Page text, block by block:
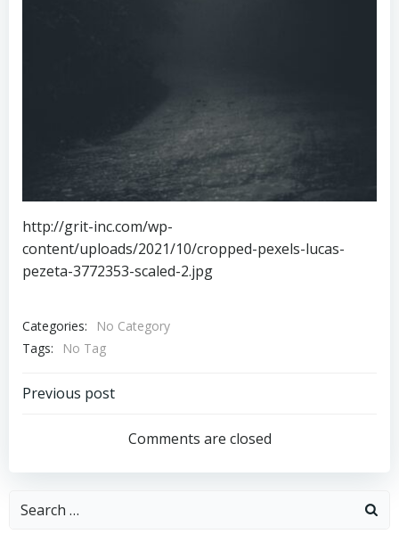
http://grit-inc.com/wp-
content/uploads/2021/10/cropped-pexels-lucas-
pezeta-3772353-scaled-2.jpg
Categories:
No Category
Tags:
No Tag
投
ナ
Previous post
Comments are closed
Search